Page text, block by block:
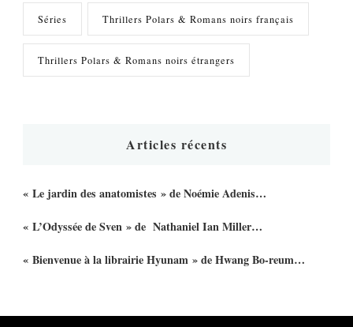
Séries Thrillers Polars & Romans noirs français
Thrillers Polars & Romans noirs étrangers
Articles récents
« Le jardin des anatomistes » de Noémie Adenis…
« L’Odyssée de Sven » de Nathaniel Ian Miller…
« Bienvenue à la librairie Hyunam » de Hwang Bo-reum…